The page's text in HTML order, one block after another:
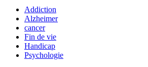
Addiction
Alzheimer
cancer
Fin de vie
Handicap
Psychologie